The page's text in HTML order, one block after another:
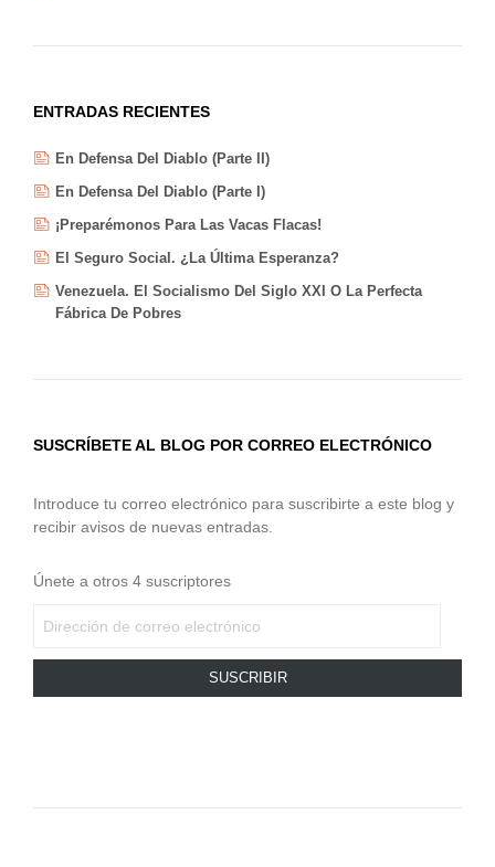
ENTRADAS RECIENTES
En Defensa Del Diablo (Parte II)
En Defensa Del Diablo (Parte I)
¡Preparémonos Para Las Vacas Flacas!
El Seguro Social. ¿La Última Esperanza?
Venezuela. El Socialismo Del Siglo XXI O La Perfecta
Fábrica De Pobres
SUSCRÍBETE AL BLOG POR CORREO ELECTRÓNICO
Introduce tu correo electrónico para suscribirte a este blog y
recibir avisos de nuevas entradas.
Únete a otros 4 suscriptores
ELECTRÓNICO
SUSCRIBIR